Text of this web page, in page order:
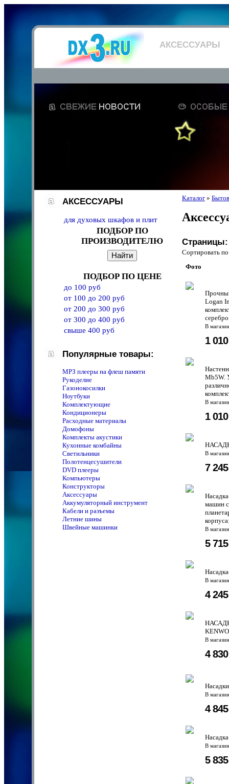
АКСЕССУАРЫ
АКСЕССУАРЫ
для духовых шкафов и плит
ПОДБОР ПО
ПРОИЗВОДИТЕЛЮ
ПОДБОР ПО ЦЕНЕ
до 100 руб
от 100 до 200 руб
от 200 до 300 руб
от 300 до 400 руб
свыше 400 руб
Популярные товары:
MPЗ плееры на флеш памяти
Рукоделие
Газонокосилки
Ноутбуки
Комплектующие
Кондиционеры
Расходные материалы
Домофоны
Комплекты акустики
Кухонные комбайны
Светильники
Полотенцeсушители
DVD плееры
Компьютеры
Конструкторы
Аксессуары
Аккумуляторный инструмент
Кабели и разъемы
Летние шины
Швейные машинки
Каталог »
Страницы:
Сортировать
Фото
Logan
В
1
Mb5W.
В
1
В
7
машин
В
5
В
4
В
4
В
4
В
5